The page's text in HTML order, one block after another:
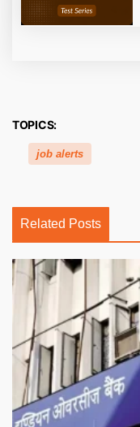
TOPICS:
job alerts
Related Posts